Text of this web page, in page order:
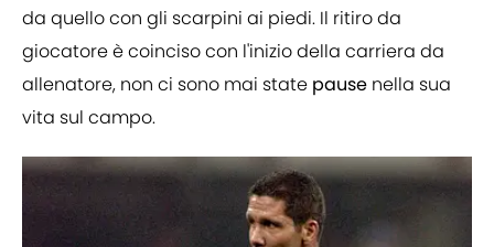
da quello con gli scarpini ai piedi. Il ritiro da
giocatore è coinciso con l'inizio della carriera da
allenatore, non ci sono mai state pause nella sua
vita sul campo.